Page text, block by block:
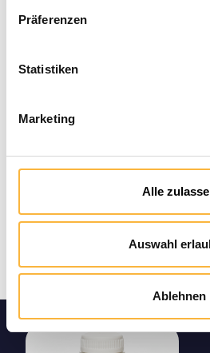
Präferenzen
Statistiken
Marketing
Alle
Auswahl
Ablehnen